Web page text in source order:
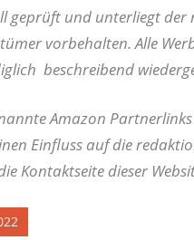
geprüft und unterliegt
vorbehalten. Alle
beschreibend
Amazon
Einfluss auf die
Kontaktseite dieser